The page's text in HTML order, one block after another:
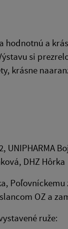
a
si
krásne
UNIPHARMA
DHZ Hôrka
OZ a
ruže: